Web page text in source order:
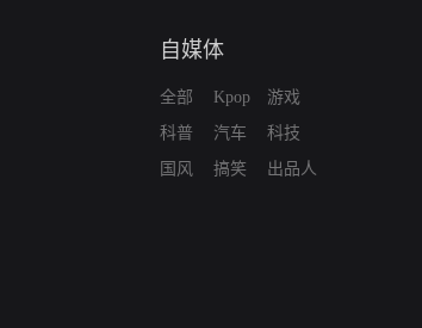
自媒体
全部
科普
国风
Kpop
汽车
搞笑
游戏
科技
出品人